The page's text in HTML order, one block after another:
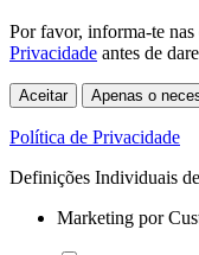
Por favor, informa-te nas
Privacidade antes de
Aceitar Apenas o
Política de Privacidade
Definições Individuais
Marketing por